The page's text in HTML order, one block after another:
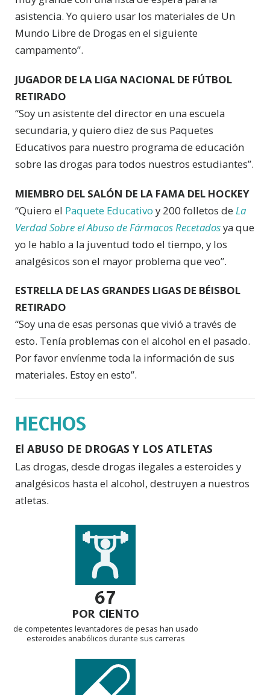
asistencia. Yo quiero usar los materiales de Un
Mundo Libre de Drogas en el siguiente
campamento”.
JUGADOR DE LA LIGA NACIONAL DE FÚTBOL
RETIRADO
“Soy un asistente del director en una escuela
secundaria, y quiero diez de sus Paquetes
Educativos para nuestro programa de educación
sobre las drogas para todos nuestros estudiantes”.
MIEMBRO DEL SALÓN DE LA FAMA DEL HOCKEY
“Quiero el Paquete Educativo y 200 folletos de La
Verdad Sobre el Abuso de Fármacos Recetadosya que
yo le hablo a la juventud todo el tiempo, y los
analgésicos son el mayor problema que veo”.
ESTRELLA DE LAS GRANDES LIGAS DE BÉISBOL
RETIRADO
“Soy una de esas personas que vivió a través de
esto. Tenía problemas con el alcohol en el pasado.
Por favor envíenme toda la información de sus
materiales. Estoy en esto”.
HECHOS
El ABUSO DE DROGAS Y LOS ATLETAS
Las drogas, desde drogas ilegales a esteroides y
analgésicos hasta el alcohol, destruyen a nuestros
atletas.
67
POR CIENTO
de competentes levantadores de pesas han usado
esteroides anabólicos durante sus carreras